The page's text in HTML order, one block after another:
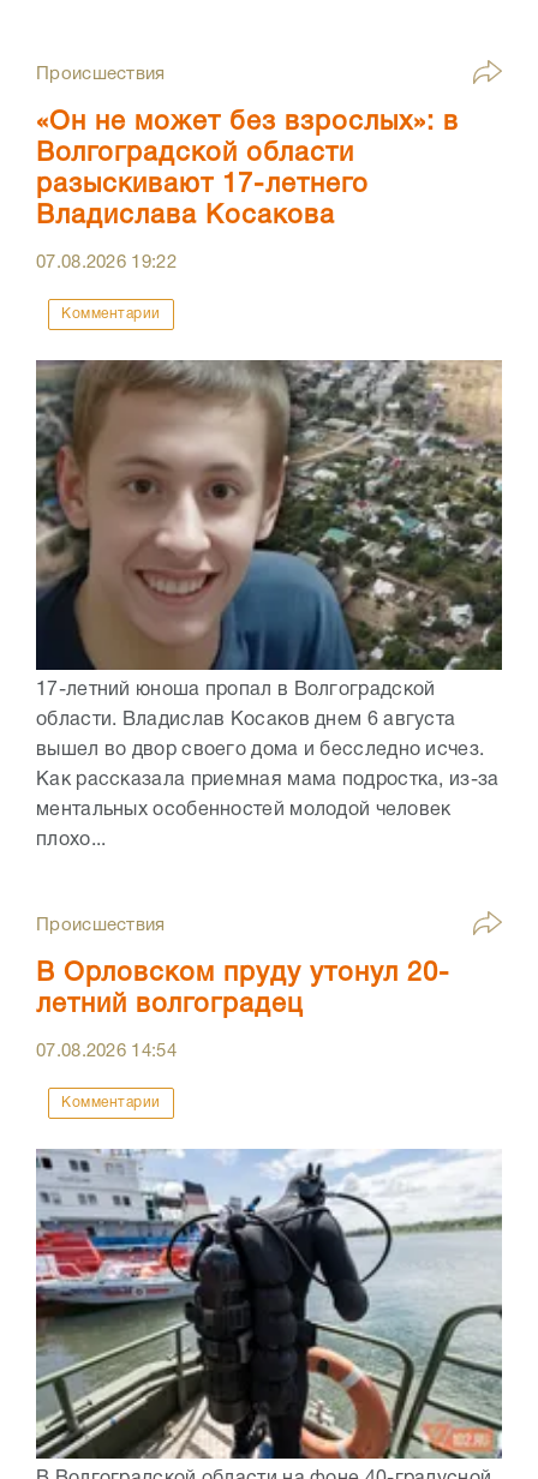
Происшествия
«Он не может без взрослых»: в
Волгоградской области
разыскивают 17-летнего
Владислава Косакова
07.08.2026 19:22
Комментарии
17-летний юноша пропал в Волгоградской
области. Владислав Косаков днем 6 августа
вышел во двор своего дома и бесследно исчез.
Как рассказала приемная мама подростка, из-за
ментальных особенностей молодой человек
плохо...
Происшествия
В Орловском пруду утонул 20-
летний волгоградец
07.08.2026 14:54
Комментарии